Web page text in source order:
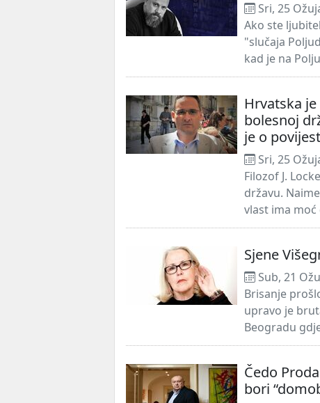
Sri, 25
Ako ste
"slučaja
kad je na
Hrvatska
bolesnoj
je o
Sri, 25
Filozof J.
državu.
vlast ima moć
Sjene
Sub, 21
Brisanje
upravo je
Beogradu
Čedo
bori